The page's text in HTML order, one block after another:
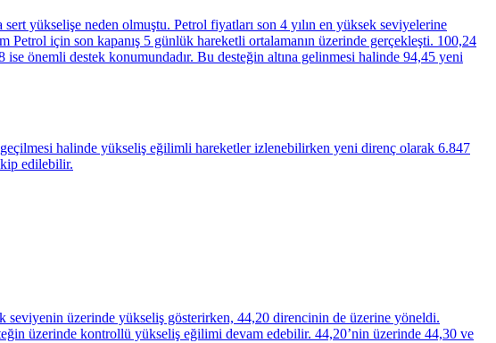
yükselişe neden olmuştu. Petrol fiyatları son 4 yılın en yüksek seviyelerine
Petrol için son kapanış 5 günlük hareketli ortalamanın üzerinde gerçekleşti. 100,24
önemli destek konumundadır. Bu desteğin altına gelinmesi halinde 94,45 yeni
halinde yükseliş eğilimli hareketler izlenebilirken yeni direnç olarak 6.847
edilebilir.
üzerinde yükseliş gösterirken, 44,20 direncinin de üzerine yöneldi.
üzerinde kontrollü yükseliş eğilimi devam edebilir. 44,20’nin üzerinde 44,30 ve